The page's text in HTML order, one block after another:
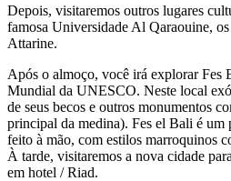
Depois, visitaremos outros lugares
famosa Universidade Al Qaraouine,
Attarine.
Após o almoço, você irá explorar Fes
Mundial da UNESCO. Neste local
de seus becos e outros monumentos
principal da medina). Fes el Bali é um
feito à mão, com estilos marroquinos
À tarde, visitaremos a nova cidade
em hotel / Riad.